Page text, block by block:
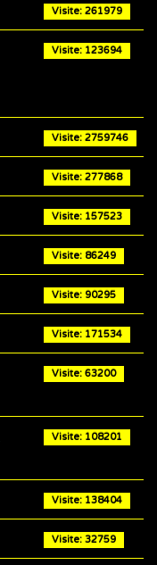
Visite: 261979
Visite: 123694
Visite: 2759746
Visite: 277868
Visite: 157523
Visite: 86249
Visite: 90295
Visite: 171534
Visite: 63200
Visite: 108201
Visite: 138404
Visite: 32759